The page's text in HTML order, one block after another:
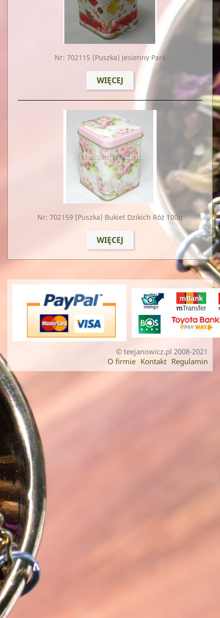
Nr: 702115 (puszka) Jesienny Park
WIĘCEJ
Nr: 702159 (puszka) Bukiet Dzikich Róż 100g
WIĘCEJ
© teejanowicz.pl 2008-2021
O firmie Kontakt Regulamin